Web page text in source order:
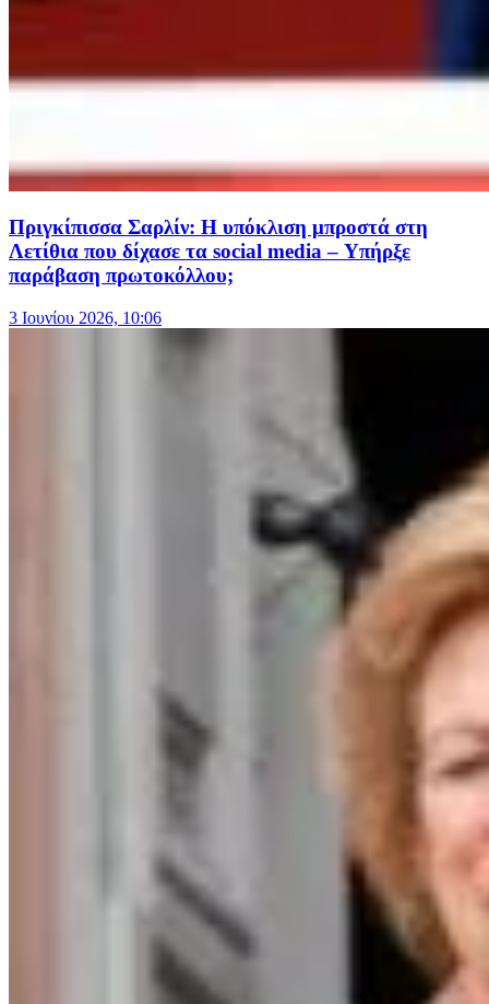
Πριγκίπισσα Σαρλίν: Η υπόκλιση μπροστά στη
Λετίθια που δίχασε τα social media – Υπήρξε
παράβαση πρωτοκόλλου;
3 Ιουνίου 2026, 10:06